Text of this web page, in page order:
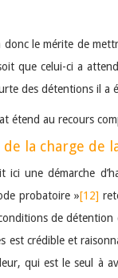
donc le mérite de
que celui-ci a
des détentions il
étend au recours
de la charge de
ici une démarche
probatoire »[12]
de
est crédible et
qui est le seul à